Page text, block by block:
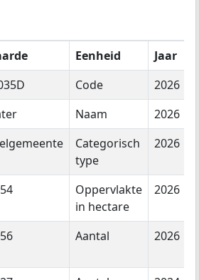
Eenheid
Jaar
Code
2026
Naam
2026
Categorisch
type
2026
Oppervlakte
in hectare
2026
Aantal 2026